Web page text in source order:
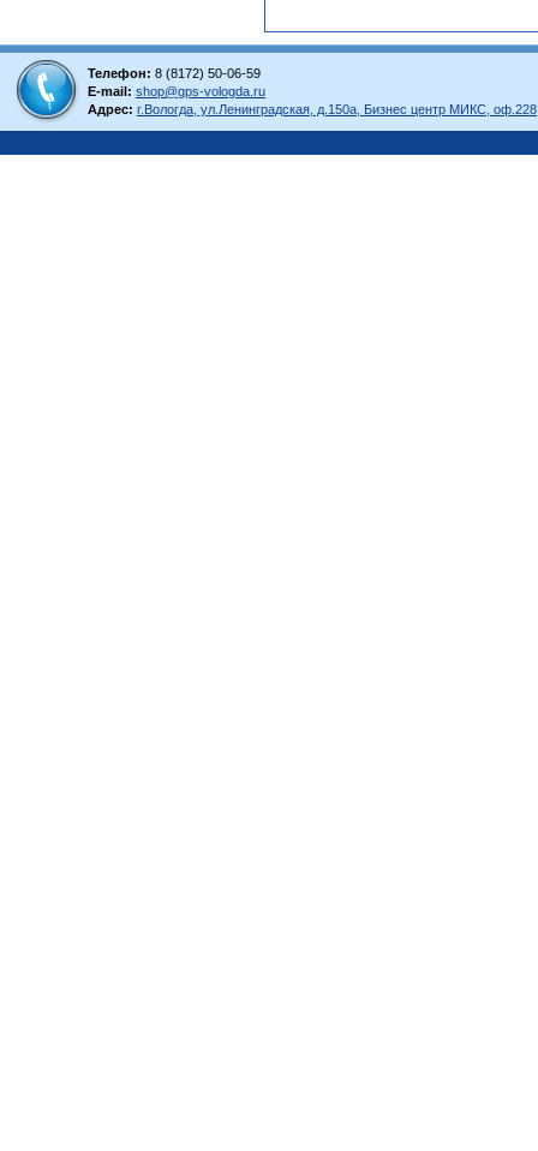
Телефон: 8 (8172) 50-06-59
E-mail: shop@gps-vologda.ru
Адрес: г.Вологда, ул.Ленинградская, д.150а, Бизнес центр МИКС, оф.228